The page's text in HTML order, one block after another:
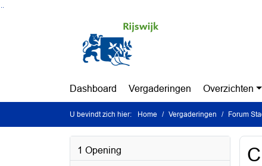
Dashboard Vergaderingen Overzichten
U bevindt zich hier: Home Vergaderingen Forum
1 Opening